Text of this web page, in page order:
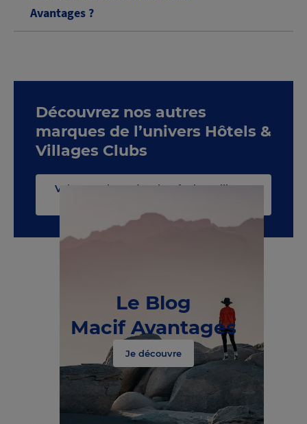
Avantages ?
Découvrez nos autres
marques de l’univers Hôtels &
Villages Clubs
Voir toute la catégorie Hôtels & Villages
Le Blog
Macif Avantages
Je découvre